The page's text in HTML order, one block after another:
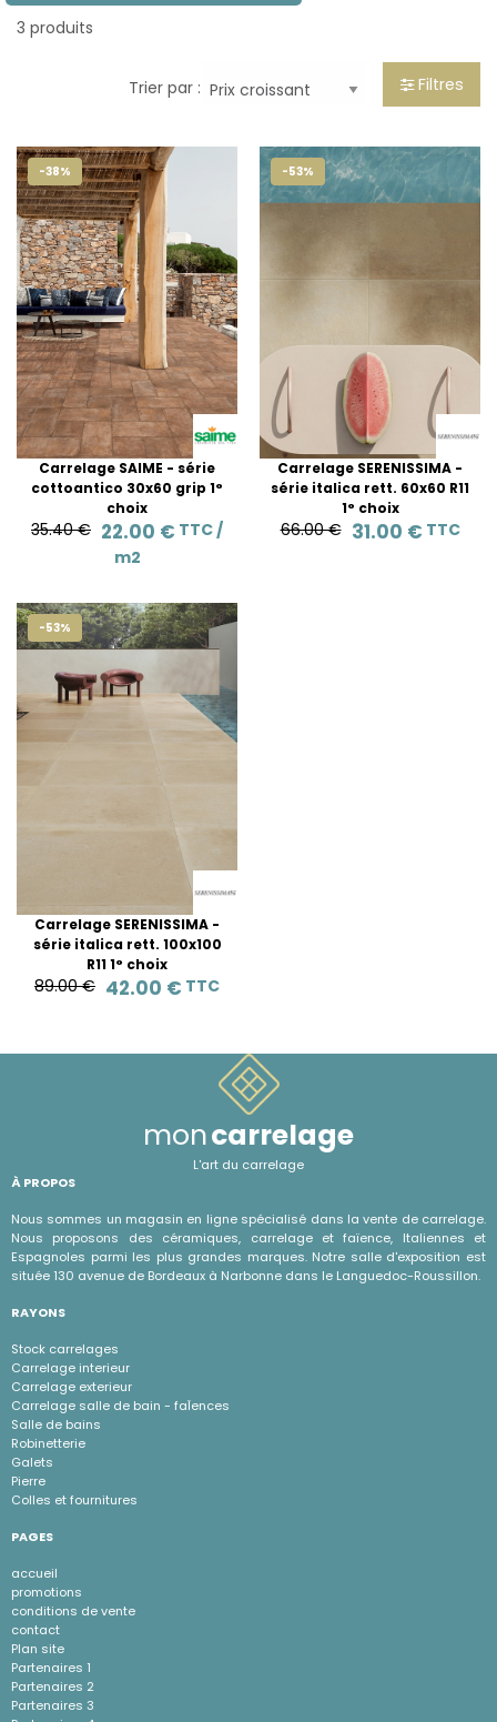
3 produits
Trier par : Filtres
-38%
Carrelage SAIME - série
cottoantico 30x60 grip 1°
choix
35.40 € 22.00 € TTC /
m2
-53%
Carrelage SERENISSIMA -
série italica rett. 60x60 R11
1° choix
66.00 € 31.00 € TTC
-53%
Carrelage SERENISSIMA -
série italica rett. 100x100
R11 1° choix
89.00 € 42.00 € TTC
moncarrelage
L'art du carrelage
À PROPOS
Nous sommes un magasin en ligne spécialisé dans la vente de carrelage.
Nous proposons des céramiques, carrelage et faïence, Italiennes et
Espagnoles parmi les plus grandes marques. Notre salle d'exposition est
située 130 avenue de Bordeaux à Narbonne dans le Languedoc-Roussillon.
RAYONS
Stock carrelages
Carrelage interieur
Carrelage exterieur
Carrelage salle de bain - faÏences
Salle de bains
Robinetterie
Galets
Pierre
Colles et fournitures
PAGES
accueil
promotions
conditions de vente
contact
Plan site
Partenaires 1
Partenaires 2
Partenaires 3